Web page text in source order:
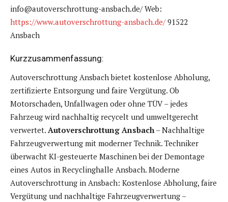
info@autoverschrottung-ansbach.de/ Web:
https://www.autoverschrottung-ansbach.de/91522
Ansbach
Kurzzusammenfassung:
Autoverschrottung Ansbach bietet kostenlose Abholung,
zertifizierte Entsorgung und faire Vergütung. Ob
Motorschaden, Unfallwagen oder ohne TÜV – jedes
Fahrzeug wird nachhaltig recycelt und umweltgerecht
verwertet. Autoverschrottung Ansbach– Nachhaltige
Fahrzeugverwertung mit moderner Technik. Techniker
überwacht KI-gesteuerte Maschinen bei der Demontage
eines Autos in Recyclinghalle Ansbach. Moderne
Autoverschrottung in Ansbach: Kostenlose Abholung, faire
Vergütung und nachhaltige Fahrzeugverwertung –